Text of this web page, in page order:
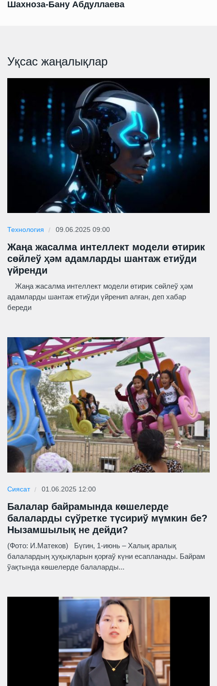
Шахноза-Бану Абдуллаева
Уқсас жаңалықлар
Технология 09.06.2025 09:00
Жаңа жасалма интеллект модели өтирик
сөйлеў ҳәм адамларды шантаж етиўди
үйренди
Жаңа жасалма интеллект модели өтирик сөйлеў ҳәм
адамларды шантаж етиўди үйренип алған, деп хабар
береди
Сиясат 01.06.2025 12:00
Балалар байрамында көшелерде
балаларды сүўретке түсириў мүмкин бе?
Нызамшылық не дейди?
(Фото: И.Матеков) Бүгин, 1-июнь – Халық аралық
балалардың ҳуқықларын қорғаў күни есапланады. Байрам
ўақтында көшелерде балаларды...